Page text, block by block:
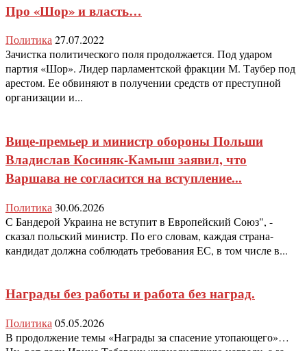
Про «Шор» и власть…
Политика27.07.2022
Зачистка политического поля продолжается. Под ударом
партия «Шор». Лидер парламентской фракции М. Таубер под
арестом. Ее обвиняют в получении средств от преступной
организации и...
Вице-премьер и министр обороны Польши
Владислав Косиняк-Камыш заявил, что
Варшава не согласится на вступление...
Политика 30.06.2026
С Бандерой Украина не вступит в Европейский Союз", -
сказал польский министр. По его словам, каждая страна-
кандидат должна соблюдать требования ЕС, в том числе в...
Награды без работы и работа без наград.
Политика 05.05.2026
В продолжение темы «Награды за спасение утопающего»…